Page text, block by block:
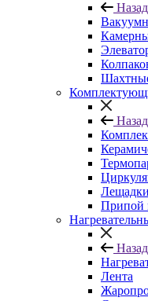
Назад
Назад
Назад
Лента